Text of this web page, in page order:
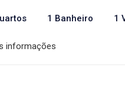
1 Banheiro 1
informações